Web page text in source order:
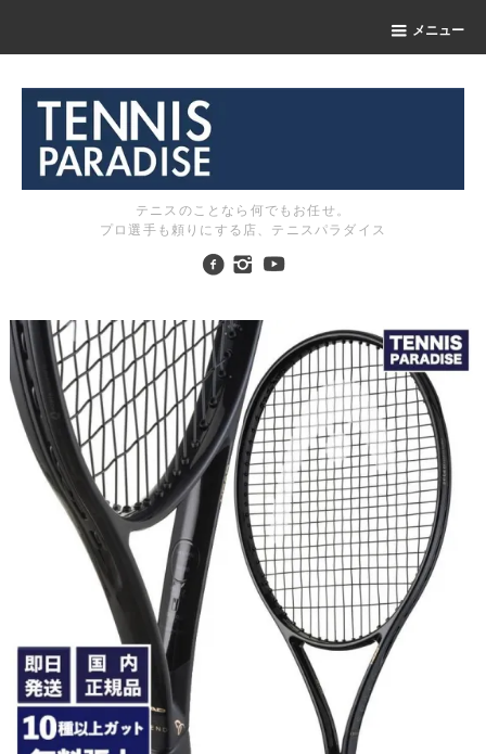
メニュー
テニスのことなら何でもお任せ。
プロ選手も頼りにする店、テニスパラダイス